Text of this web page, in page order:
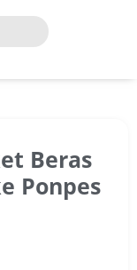
Beras
Ponpes